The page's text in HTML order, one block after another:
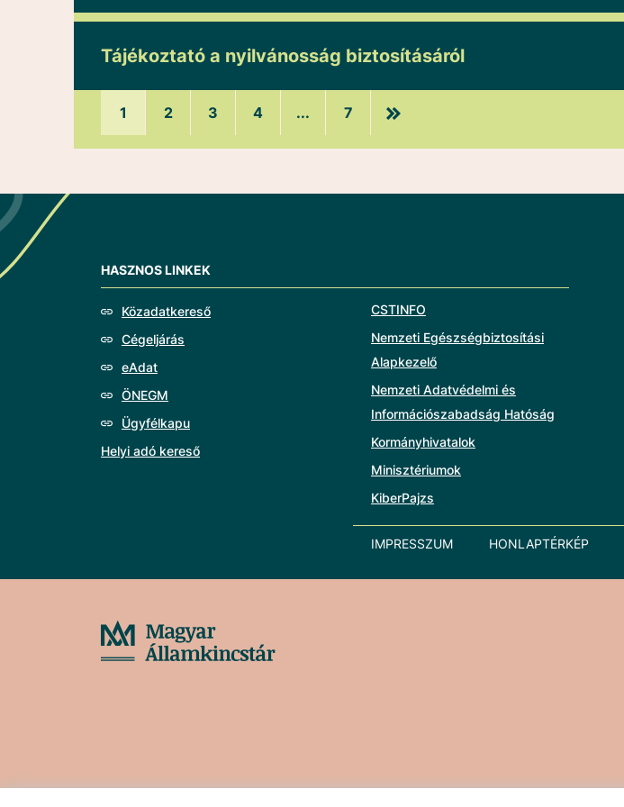
Tájékoztató a nyilvánosság biztosításáról
1 2 3 4 ... 7
HASZNOS LINKEK
Közadatkereső
Cégeljárás
eAdat
ÖNEGM
Ügyfélkapu
Helyi adó kereső
CSTINFO
Nemzeti Egészségbiztosítási
Alapkezelő
Nemzeti Adatvédelmi és
Információszabadság Hatóság
Kormányhivatalok
Minisztériumok
KiberPajzs
IMPRESSZUM HONLAPTÉRKÉP